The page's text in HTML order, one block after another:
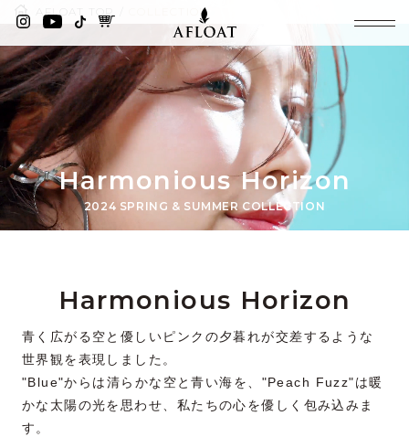
COLLECTION
Harmonious Horizon
2024 SPRING & SUMMER COLLECTION
Harmonious Horizon
青く広がる空と優しいピンクの夕暮れが交差するような
世界観を表現しました。
"Blue"からは清らかな空と青い海を、"Peach Fuzz"は暖
かな太陽の光を思わせ、私たちの心を優しく包み込みま
す。